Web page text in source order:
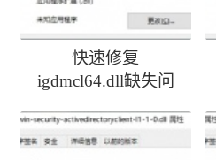
快速修复
igdmcl64.dll缺失问